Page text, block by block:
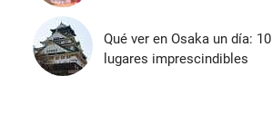
Qué ver en Osaka un día: 10
lugares imprescindibles